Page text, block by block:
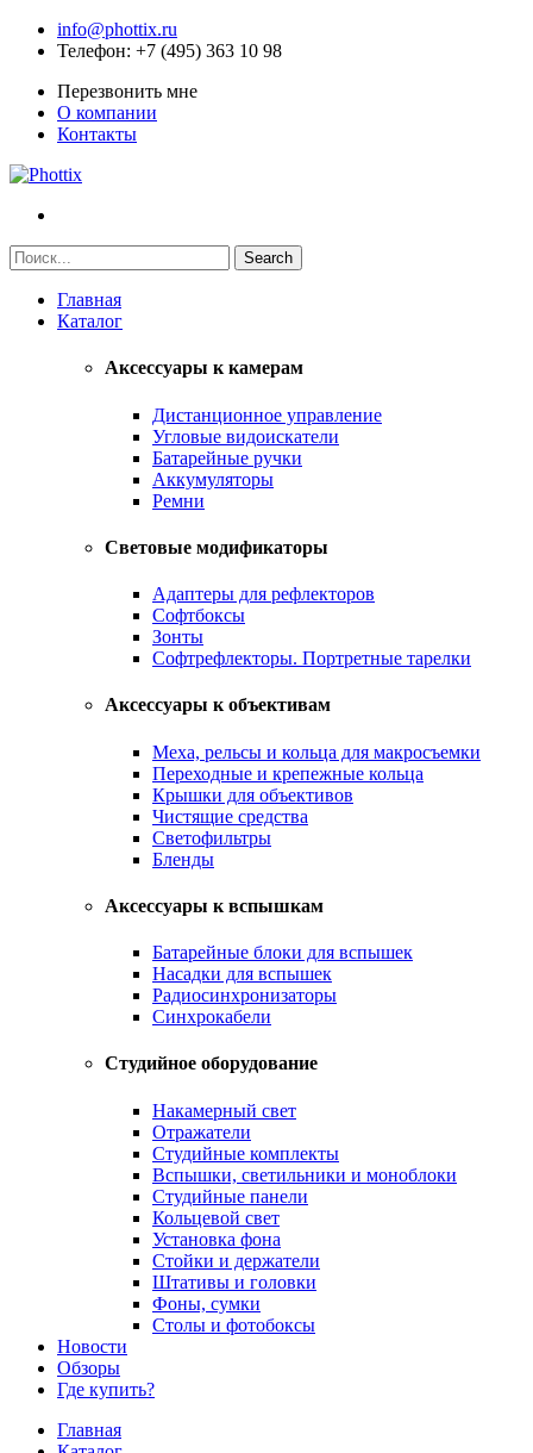
info@phottix.ru
Телефон: +7 (495) 363 10 98
Перезвонить мне
О компании
Контакты
Главная
Каталог
Аксессуары к камерам
Дистанционное управление
Угловые видоискатели
Батарейные ручки
Аккумуляторы
Ремни
Световые модификаторы
Адаптеры для рефлекторов
Софтбоксы
Зонты
Софтрефлекторы. Портретные тарелки
Аксессуары к объективам
Меха, рельсы и кольца для макросъемки
Переходные и крепежные кольца
Крышки для объективов
Чистящие средства
Светофильтры
Бленды
Аксессуары к вспышкам
Батарейные блоки для вспышек
Насадки для вспышек
Радиосинхронизаторы
Синхрокабели
Студийное оборудование
Накамерный свет
Отражатели
Студийные комплекты
Вспышки, светильники и моноблоки
Студийные панели
Кольцевой свет
Установка фона
Стойки и держатели
Штативы и головки
Фоны, сумки
Столы и фотобоксы
Новости
Обзоры
Где купить?
Главная